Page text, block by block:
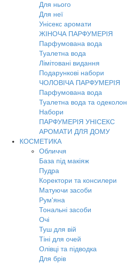
Для нього
Для неї
Унісекс аромати
ЖІНОЧА ПАРФУМЕРІЯ
Парфумована вода
Туалетна вода
Лімітовані видання
Подарункові набори
ЧОЛОВІЧА ПАРФУМЕРІЯ
Парфумована вода
Туалетна вода та одеколон
Набори
ПАРФУМЕРІЯ УНІСЕКС
АРОМАТИ ДЛЯ ДОМУ
КОСМЕТИКА
Обличчя
База під макіяж
Пудра
Коректори та консилери
Матуючи засоби
Рум'яна
Тональні засоби
Очі
Туш для вій
Тіні для очей
Олівці та підводка
Для брів